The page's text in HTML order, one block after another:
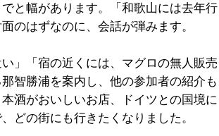
と幅があります。「和歌山には去年行
のはずなのに、会話が弾みます。
」「宿の近くには、マグロの無人販売
智勝浦を案内し、他の参加者の紹介も
酒がおいしいお店、ドイツとの国境に
の街にも行きたくなりました。